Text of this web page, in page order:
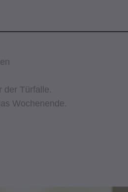
der Türfalle.
Wochenende.